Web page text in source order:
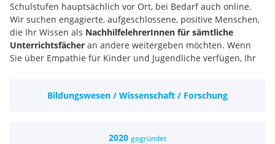
Schulstufen hauptsächlich vor Ort, bei Bedarf auch online.
Wir suchen engagierte, aufgeschlossene, positive Menschen,
die Ihr Wissen als NachhilfelehrerInnen für sämtliche
Unterrichtsfächer an andere weitergeben möchten. Wenn
Sie über Empathie für Kinder und Jugendliche verfügen, Ihr
Selbstvertrauen der SchülerInnen gestärkt. Wir bieten eine
Bildungswesen / Wissenschaft / Forschung
2020 gegründet